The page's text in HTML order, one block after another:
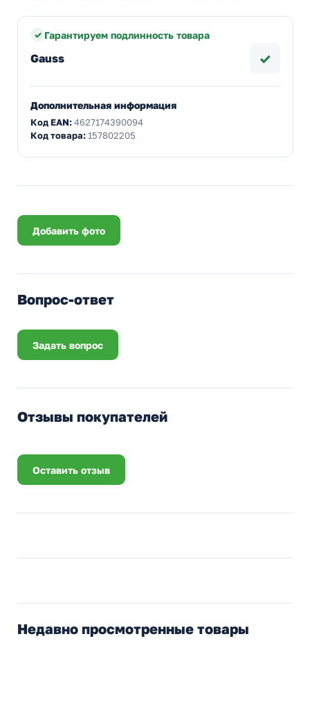
Гарантируем подлинность товара
Gauss ✓
Дополнительная информация
Код EAN:4627174390094
Код товара:157802205
Добавить фото
Вопрос-ответ
Задать вопрос
Отзывы покупателей
Оставить отзыв
Недавно просмотренные товары